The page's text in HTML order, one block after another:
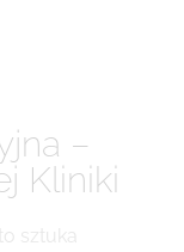
–
Kliniki
sztuka